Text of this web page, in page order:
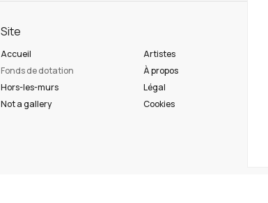
Site
Accueil
Fonds de dotation
Hors-les-murs
Not a gallery
Artistes
À propos
Légal
Cookies